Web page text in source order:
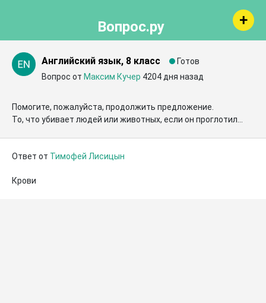
Вопрос.ру
Английский язык, 8 класс
Готов
Вопрос от Максим Кучер 4204 дня назад
Помогите, пожалуйста, продолжить предложение.
То, что убивает людей или животных, если он проглотил...
Ответ от Тимофей Лисицын
Крови